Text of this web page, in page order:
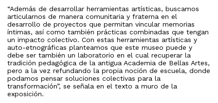
“Además de desarrollar herramientas artísticas, buscamos
articularnos de manera comunitaria y fraterna en el
desarrollo de proyectos que permitan vincular memorias
íntimas, así como también prácticas combinadas que tengan
un impacto colectivo. Con estas herramientas artísticas y
auto-etnográficas planteamos que este museo puede y
debe ser también un laboratorio en el cual recuperar la
tradición pedagógica de la antigua Academia de Bellas Artes,
pero a la vez refundando la propia noción de escuela, donde
podamos pensar soluciones colectivas para la
transformación”, se señala en el texto a muro de la
exposición.